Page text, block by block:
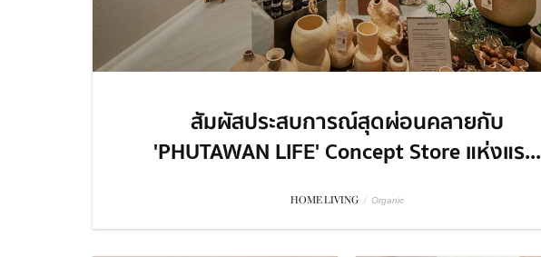
สัมผัสประสบการณ์สุดผ่อนคลายกับ
'PHUTAWAN LIFE' Concept Store แห่งแร...
HOME LIVING / Organic